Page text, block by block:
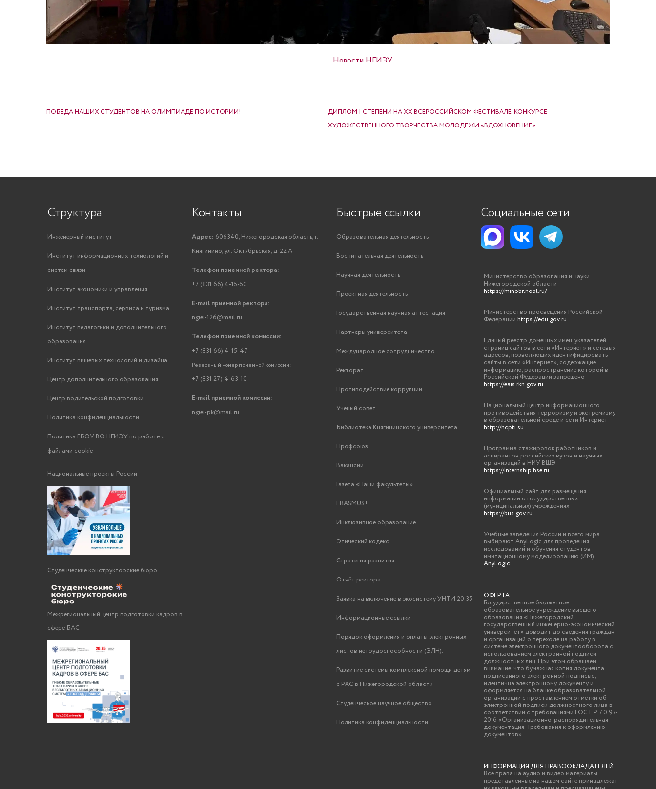
Новости НГИЭУ
ПОБЕДА НАШИХ СТУДЕНТОВ НА ОЛИМПИАДЕ ПО ИСТОРИИ!
ДИПЛОМ I СТЕПЕНИ НА XX ВСЕРОССИЙСКОМ ФЕСТИВАЛЕ-КОНКУРСЕ
ХУДОЖЕСТВЕННОГО ТВОРЧЕСТВА МОЛОДЕЖИ «ВДОХНОВЕНИЕ»
Структура
Инженерный институт
Институт информационных технологий и
систем связи
Институт экономики и управления
Институт транспорта, сервиса и туризма
Институт педагогики и дополнительного
образования
Институт пищевых технологий и дизайна
Центр дополнительного образования
Центр водительской подготовки
Политика конфиденциальности
Политика ГБОУ ВО НГИЭУ по работе с
файлами cookie
Национальные проекты России
Студенческие конструкторские бюро
Межрегиональный центр подготовки кадров в
сфере БАС
Контакты
Адрес: 606340, Нижегородская область, г.
Княгинино, ул. Октябрьская, д. 22 А
Телефон приемной ректора:
+7 (831 66) 4-15-50
E-mail приемной ректора:
ngiei-126@mail.ru
Телефон приемной комиссии:
+7 (831 66) 4-15-47
Резервный номер приемной комиссии:
+7 (831 27) 4-63-10
E-mail приемной комиссии:
ngiei-pk@mail.ru
Быстрые ссылки
Образовательная деятельность
Воспитательная деятельность
Научная деятельность
Проектная деятельность
Государственная научная аттестация
Партнеры университета
Международное сотрудничество
Ректорат
Противодействие коррупции
Ученый совет
Библиотека Княгининского университета
Профсоюз
Вакансии
Газета «Наши факультеты»
ERASMUS+
Инклюзивное образование
Этический кодекс
Стратегия развития
Отчёт ректора
Заявка на включение в экосистему УНТИ 20.35
Информационные ссылки
Порядок оформления и оплаты электронных
листов нетрудоспособности (ЭЛН).
Развитие системы комплексной помощи детям
с РАС в Нижегородской области
Студенческое научное общество
Политика конфиденциальности
Социальные сети
Министерство образования и науки
Нижегородской области
https://minobr.nobl.ru/
Министерство просвещения Российской
Федерации https://edu.gov.ru
Единый реестр доменных имен, указателей
страниц сайтов в сети «Интернет» и сетевых
адресов, позволяющих идентифицировать
сайты в сети «Интернет», содержащие
информацию, распространение которой в
Российской Федерации запрещено
https://eais.rkn.gov.ru
Национальный центр информационного
противодействия терроризму и экстремизму
в образовательной среде и сети Интернет
http://ncpti.su
Программа стажировок работников и
аспирантов российских вузов и научных
организаций в НИУ ВШЭ
https://internship.hse.ru
Официальный сайт для размещения
информации о государственных
(муниципальных) учреждениях
https://bus.gov.ru
Учебные заведения России и всего мира
выбирают AnyLogic для проведения
исследований и обучения студентов
имитационному моделированию (ИМ).
AnyLogic
ОФЕРТА
Государственное бюджетное
образовательное учреждение высшего
образования «Нижегородский
государственный инженерно-экономический
университет» доводит до сведения граждан
и организаций о переходе на работу в
системе электронного документооборота с
использованием электронной подписи
должностных лиц. При этом обращаем
внимание, что бумажная копия документа,
подписанного электронной подписью,
идентична электронному документу и
оформляется на бланке образовательной
организации с проставлением отметки об
электронной подписи должностного лица в
соответствии с требованиями ГОСТ Р 7.0.97-
2016 «Организационно-распорядительная
документация. Требования к оформлению
документов»
ИНФОРМАЦИЯ ДЛЯ ПРАВООБЛАДАТЕЛЕЙ
Все права на аудио и видео материалы,
представленные на нашем сайте принадлежат